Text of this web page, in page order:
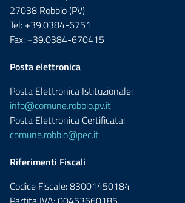
27038 Robbio (PV)
Tel: +39.0384-6751
Fax: +39.0384-670415
Posta elettronica
Posta Elettronica Istituzionale:
info@comune.robbio.pv.it
Posta Elettronica Certificata:
comune.robbio@pec.it
Riferimenti Fiscali
Codice Fiscale: 83001450184